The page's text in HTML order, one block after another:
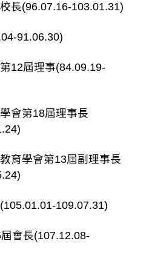
長(96.07.16-103.01.31)
91.06.30)
12屆理事(84.09.19-
會第18屆理事長
育學會第13屆副理事長
109.07.31)
會長(107.12.08-